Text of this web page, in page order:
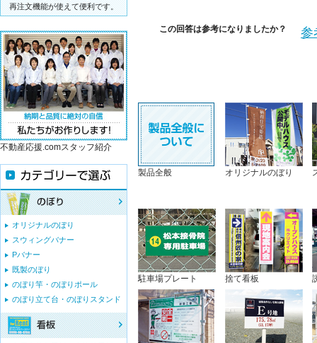
この回答は参考になりましたか？ 参
製品全般 オリジナルのぼり
駐車場プレート 捨て看板
再注文機能が使えて便利です。
不動産応援.comスタッフ紹介
オリジナルのぼり
スウィングバナー
Pバナー
既製のぼり
のぼり竿・のぼりポール
のぼり立て台・のぼりスタンド